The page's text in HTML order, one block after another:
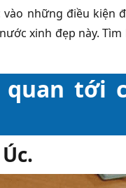
những điều kiện
xinh đẹp này. Tìm
tới